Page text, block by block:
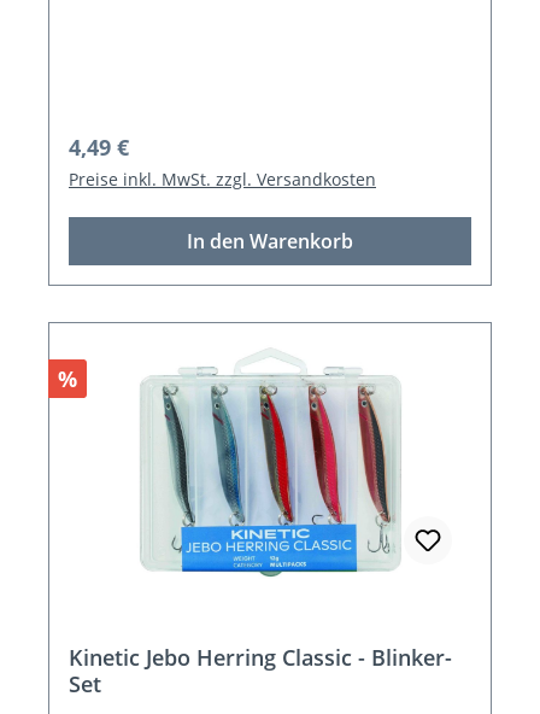
Regulärer Preis:
4,49 €
Preise inkl. MwSt. zzgl. Versandkosten
In den Warenkorb
Rabatt
%
Kinetic Jebo Herring Classic - Blinker-
Set